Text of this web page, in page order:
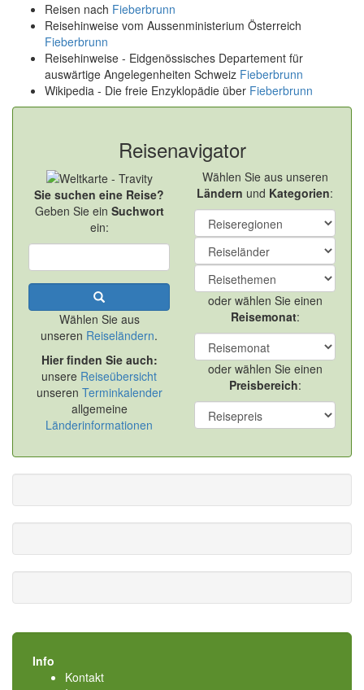
Reisen nach Fieberbrunn
Reisehinweise vom Aussenministerium Österreich
Fieberbrunn
Reisehinweise - Eidgenössisches Departement für
auswärtige Angelegenheiten Schweiz Fieberbrunn
Wikipedia - Die freie Enzyklopädie über Fieberbrunn
Reisenavigator
Sie suchen eine Reise?
Geben Sie ein Suchwort
ein:
Wählen Sie aus
unseren Reiseländern.
Hier finden Sie auch:
unsere Reiseübersicht
unseren Terminkalender
allgemeine
Länderinformationen
Wählen Sie aus unseren
Ländern und Kategorien:
oder wählen Sie einen
Reisemonat:
oder wählen Sie einen
Preisbereich:
Info
Kontakt